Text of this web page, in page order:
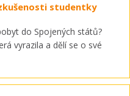
studentky
do Spojených států?
vyrazila a dělí se o své